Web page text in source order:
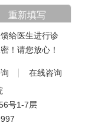
给医生进行诊
！请您放心！
在线咨询
号1-7层